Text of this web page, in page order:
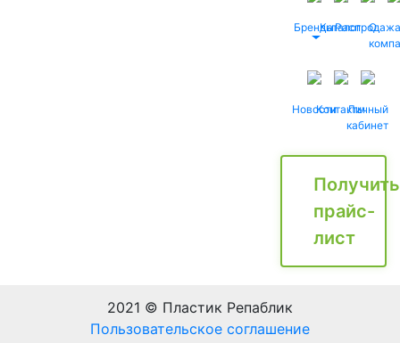
БрендыКаталог
Распродажа
О
НовостиКонтактыЛичный
кабинет
Получить
прайс-
лист
2021 © Пластик Репаблик
Пользовательское соглашение